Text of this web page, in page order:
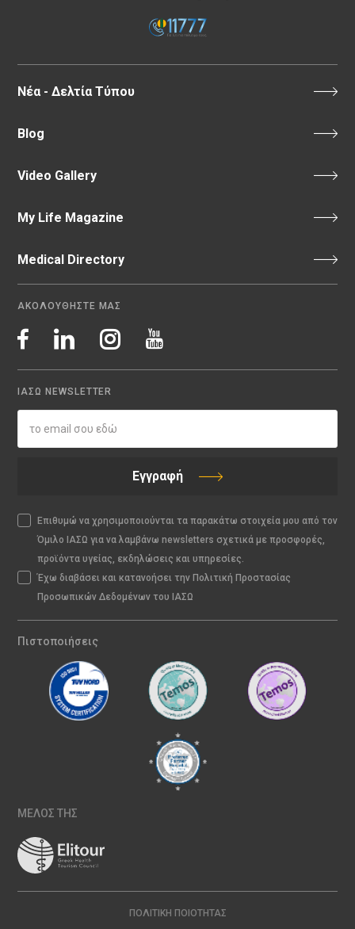
Νέα - Δελτία Τύπου
Blog
Video Gallery
My Life Magazine
Medical Directory
ΑΚΟΛΟΥΘΗΣΤΕ ΜΑΣ
ΙΑΣΩ NEWSLETTER
Εγγραφή
Επιθυμώ να χρησιμοποιούνται τα παρακάτω στοιχεία μου από τον
Όμιλο ΙΑΣΩ για να λαμβάνω newsletters σχετικά με προσφορές,
προϊόντα υγείας, εκδηλώσεις και υπηρεσίες.
Έχω διαβάσει και κατανοήσει την Πολιτική Προστασίας
Προσωπικών Δεδομένων του ΙΑΣΩ
Πιστοποιήσεις
ΜΕΛΟΣ ΤΗΣ
ΠΟΛΙΤΙΚΉ ΠΟΙΌΤΗΤΑΣ